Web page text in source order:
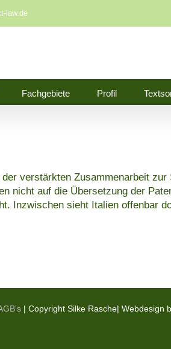
law.de
Fachgebiete Profil
verstärkten Zusammenarbeit
nicht auf die Übersetzung der
Inzwischen sieht Italien offenbar
| Copyright Silke Rasche| Webdesign